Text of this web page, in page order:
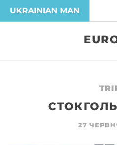
UKRAINIAN MAN
27